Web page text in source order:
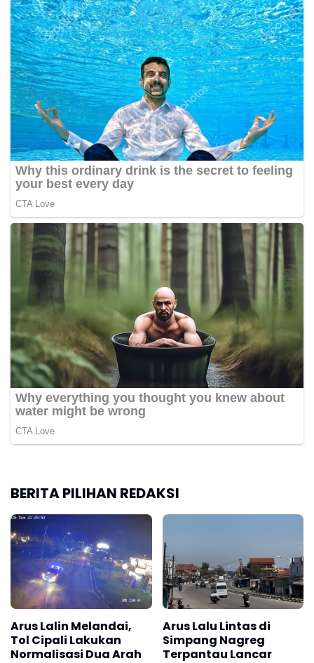
BERITA PILIHAN REDAKSI
Arus Lalin Melandai,
Tol Cipali Lakukan
Normalisasi Dua Arah
Arus Lalu Lintas di
Simpang Nagreg
Terpantau Lancar